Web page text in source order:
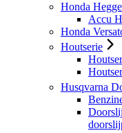
Honda
Accu
Honda
Houtserie
Husqvarna